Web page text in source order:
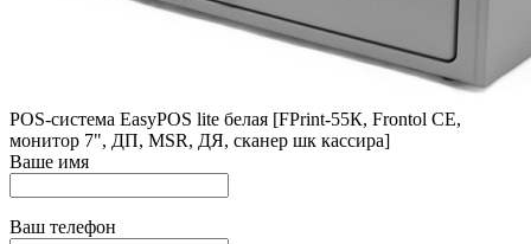
POS-система EasyPOS lite белая [FPrint-55К, Frontol CE,
монитор 7", ДП, MSR, ДЯ, сканер шк кассира]
Ваше имя
Ваш телефон